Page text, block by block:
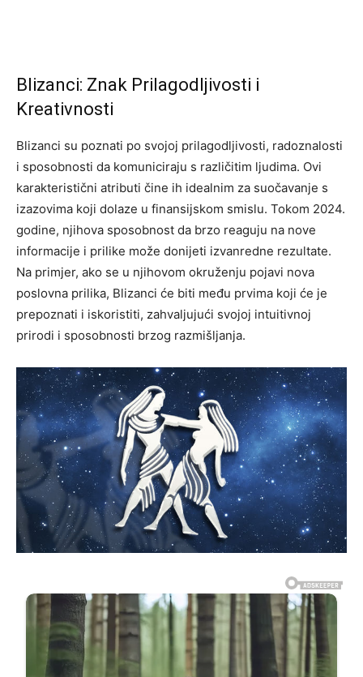
Blizanci: Znak Prilagodljivosti i
Kreativnosti
Blizanci su poznati po svojoj prilagodljivosti, radoznalosti
i sposobnosti da komuniciraju s različitim ljudima. Ovi
karakteristični atributi čine ih idealnim za suočavanje s
izazovima koji dolaze u finansijskom smislu. Tokom 2024.
godine, njihova sposobnost da brzo reaguju na nove
informacije i prilike može donijeti izvanredne rezultate.
Na primjer, ako se u njihovom okruženju pojavi nova
poslovna prilika, Blizanci će biti među prvima koji će je
prepoznati i iskoristiti, zahvaljujući svojoj intuitivnoj
prirodi i sposobnosti brzog razmišljanja.